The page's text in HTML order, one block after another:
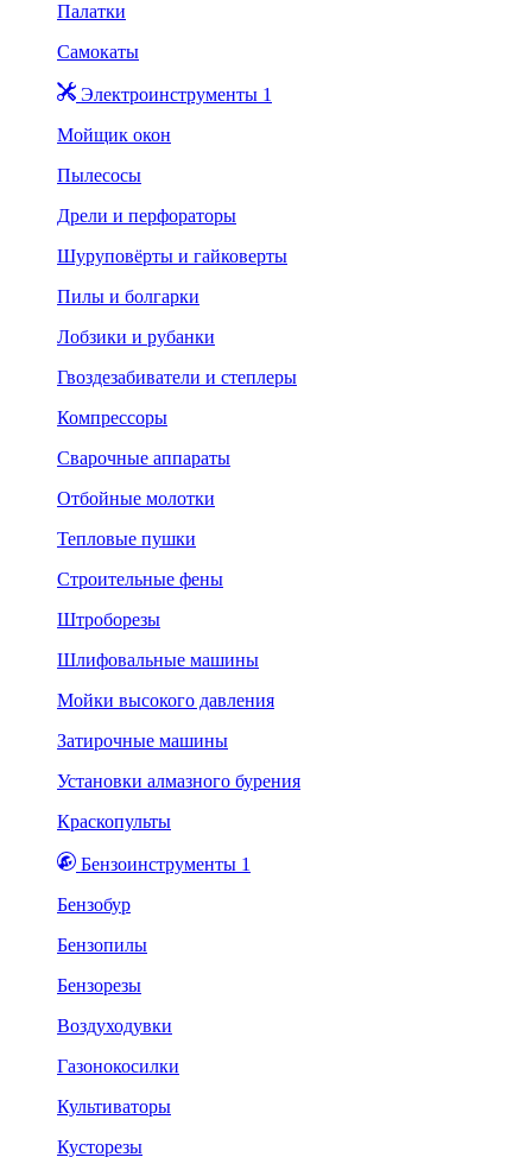
Палатки
Самокаты
Электроинструменты 1
Мойщик окон
Пылесосы
Дрели и перфораторы
Шуруповёрты и гайковерты
Пилы и болгарки
Лобзики и рубанки
Гвоздезабиватели и степлеры
Компрессоры
Сварочные аппараты
Отбойные молотки
Тепловые пушки
Строительные фены
Штроборезы
Шлифовальные машины
Мойки высокого давления
Затирочные машины
Установки алмазного бурения
Краскопульты
Бензоинструменты 1
Бензобур
Бензопилы
Бензорезы
Воздуходувки
Газонокосилки
Культиваторы
Кусторезы